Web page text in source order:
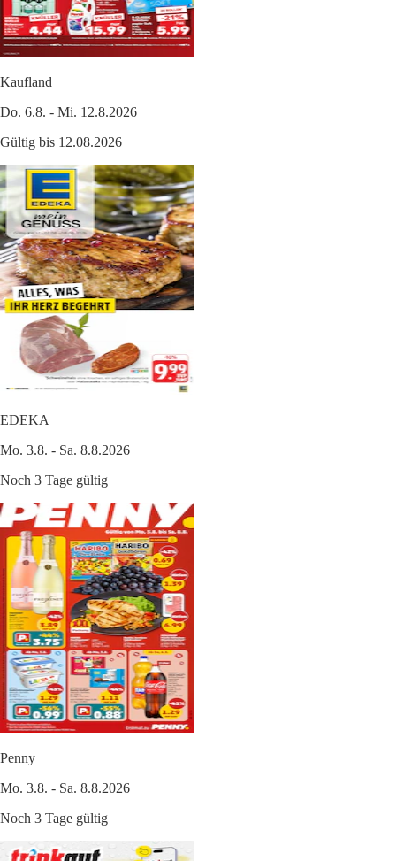
Kaufland
Do. 6.8. - Mi. 12.8.2026
Gültig bis 12.08.2026
EDEKA
Mo. 3.8. - Sa. 8.8.2026
Noch 3 Tage gültig
Penny
Mo. 3.8. - Sa. 8.8.2026
Noch 3 Tage gültig